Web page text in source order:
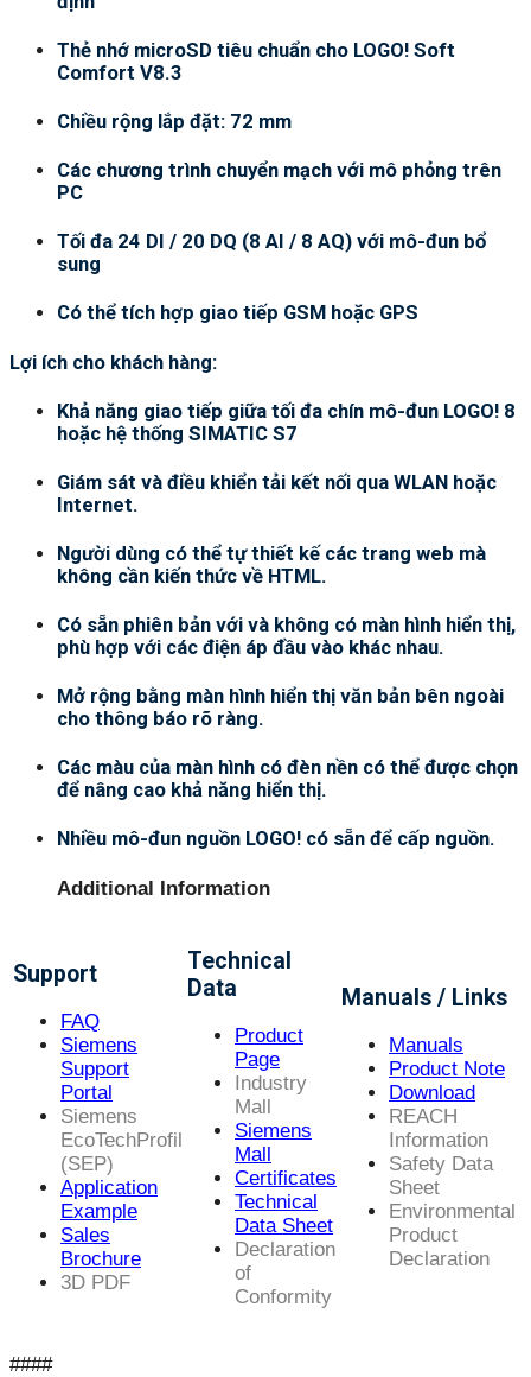
Thẻ nhớ microSD tiêu chuẩn cho LOGO! Soft
Comfort V8.3
Chiều rộng lắp đặt: 72 mm
Các chương trình chuyển mạch với mô phỏng trên
PC
Tối đa 24 DI / 20 DQ (8 AI / 8 AQ) với mô-đun bổ
sung
Có thể tích hợp giao tiếp GSM hoặc GPS
Lợi ích cho khách hàng:
Khả năng giao tiếp giữa tối đa chín mô-đun LOGO! 8
hoặc hệ thống SIMATIC S7
Giám sát và điều khiển tải kết nối qua WLAN hoặc
Internet.
Người dùng có thể tự thiết kế các trang web mà
không cần kiến thức về HTML.
Có sẵn phiên bản với và không có màn hình hiển thị,
phù hợp với các điện áp đầu vào khác nhau.
Mở rộng bằng màn hình hiển thị văn bản bên ngoài
cho thông báo rõ ràng.
Các màu của màn hình có đèn nền có thể được chọn
để nâng cao khả năng hiển thị.
Nhiều mô-đun nguồn LOGO! có sẵn để cấp nguồn.
Additional Information
Support
FAQ
Siemens
Support
Portal
Siemens
EcoTechProfil
(SEP)
Application
Example
Sales
Brochure
3D PDF
Technical
Data
Product
Page
Industry
Mall
Siemens
Mall
Certificates
Technical
Data Sheet
Declaration
of
Conformity
Manuals / Links
Manuals
Product Note
Download
REACH
Information
Safety Data
Sheet
Environmental
Product
Declaration
####